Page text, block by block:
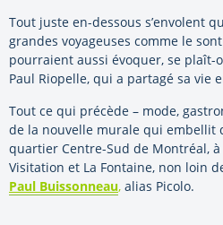
Tout juste en-dessous s’envolent
grandes voyageuses comme le
pourraient aussi évoquer, se plaît-
Paul Riopelle, qui a partagé sa vie
Tout ce qui précède – mode,
de la nouvelle murale qui embellit
quartier Centre-Sud de Montréal, à
Visitation et La Fontaine, non loin
Paul Buissonneau, alias Picolo.